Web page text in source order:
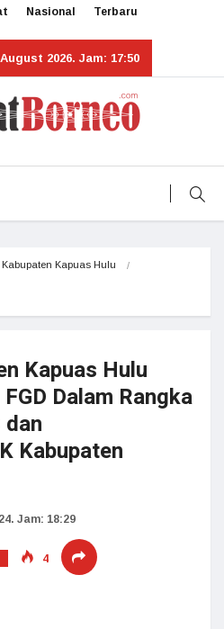
Nasional Terbaru
2026. Jam: 17:50
Kabupaten Kapuas Hulu
Kapuas Hulu
Dalam Rangka
Kabupaten
Jam: 18:29
4